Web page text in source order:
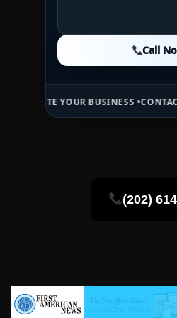
Call
Call
YOUR BUSINESS •CONTACT MB
(202)